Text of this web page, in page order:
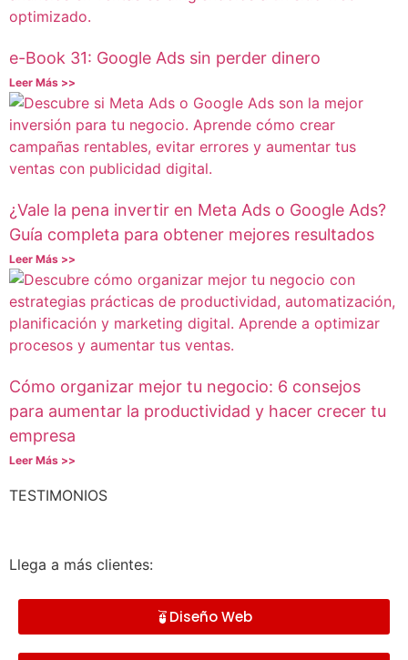
e-Book 31: Google Ads sin perder dinero
Leer Más >>
¿Vale la pena invertir en Meta Ads o Google Ads?
Guía completa para obtener mejores resultados
Leer Más >>
Cómo organizar mejor tu negocio: 6 consejos
para aumentar la productividad y hacer crecer tu
empresa
Leer Más >>
TESTIMONIOS
Llega a más clientes:
Diseño Web